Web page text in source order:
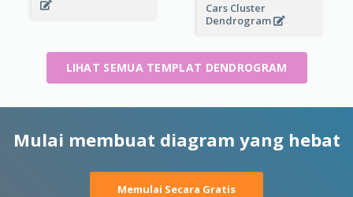
Cars Cluster
Dendrogram
LIHAT SEMUA TEMPLAT DENDROGRAM
Mulai membuat diagram yang hebat
Memulai Secara Gratis